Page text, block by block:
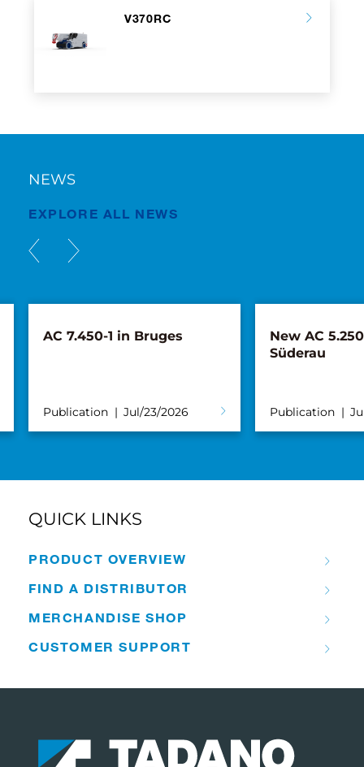
V370RC
NEWS
EXPLORE ALL NEWS
AC 7.450-1 in Bruges
Publication Jul/23/2026
New AC
Süderau
Publication
QUICK LINKS
PRODUCT OVERVIEW
FIND A DISTRIBUTOR
MERCHANDISE SHOP
CUSTOMER SUPPORT